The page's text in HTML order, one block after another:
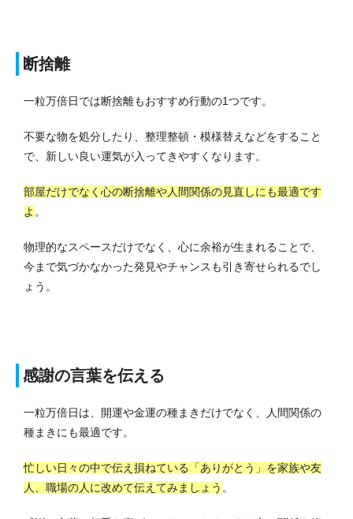
断捨離
一粒万倍日では断捨離もおすすめ行動の1つです。
不要な物を処分したり、整理整頓・模様替えなどをすること
で、新しい良い運気が入ってきやすくなります。
部屋だけでなく心の断捨離や人間関係の見直しにも最適です
よ 。
物理的なスペースだけでなく、心に余裕が生まれることで、
今まで気づかなかった発見やチャンスも引き寄せられるでし
ょう。
感謝の言葉を伝える
一粒万倍日は、開運や金運の種まきだけでなく、人間関係の
種まきにも最適です。
忙しい日々の中で伝え損ねている「ありがとう」を家族や友
人、職場の人に改めて伝えてみましょう 。